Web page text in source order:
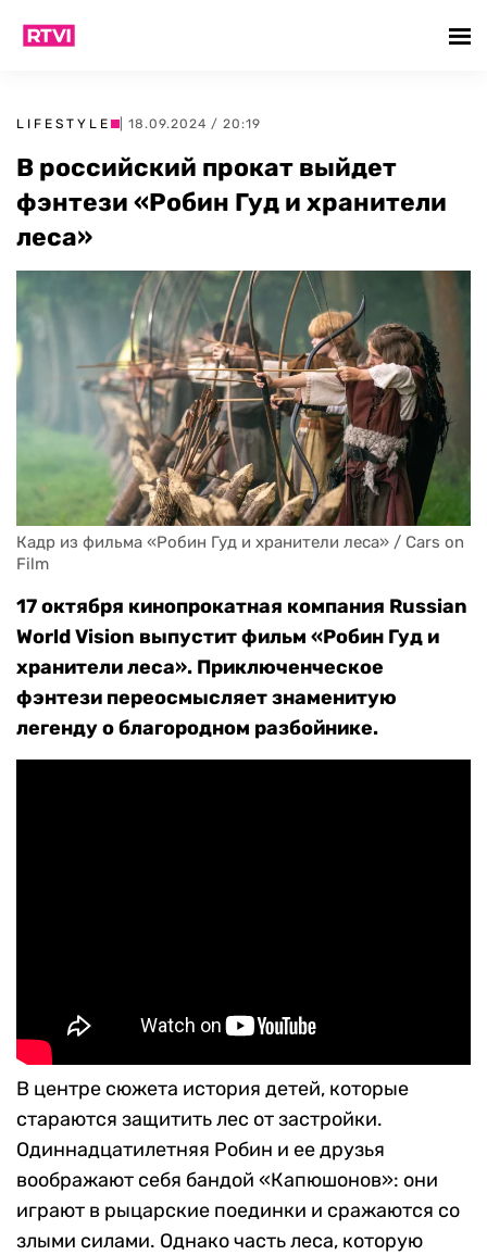
LIFESTYLE | 18.09.2024 / 20:19
В российский прокат выйдет
фэнтези «Робин Гуд и хранители
леса»
Кадр из фильма «Робин Гуд и хранители леса» / Cars on
Film
17 октября кинопрокатная компания Russian
World Vision выпустит фильм «Робин Гуд и
хранители леса». Приключенческое
фэнтези переосмысляет знаменитую
легенду о благородном разбойнике.
В центре сюжета история детей, которые
стараются защитить лес от застройки.
Одиннадцатилетняя Робин и ее друзья
воображают себя бандой «Капюшонов»: они
играют в рыцарские поединки и сражаются со
злыми силами. Однако часть леса, которую